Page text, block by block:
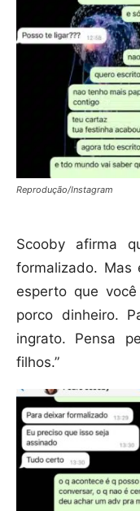
Reprodução/Instagram
Scooby afirma
formalizado. Mas
esperto que
porco dinheiro.
ingrato. Pensa
filhos.”